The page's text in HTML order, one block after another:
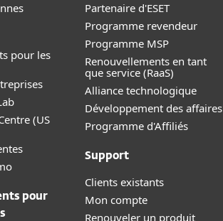
pour les
(US
pour
Partenaire d'ESET
Programme revendeur
Programme MSP
Renouvellements en tant
que service (RaaS)
Alliance technologique
Développement des affaires
Programme d'Affiliés
Support
Clients existants
Mon compte
Renouveler un produit